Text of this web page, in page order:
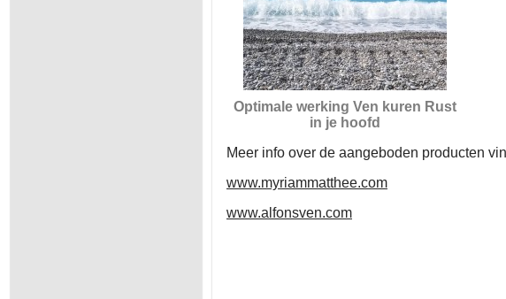
Optimale werking Ven kuren Rust
in je hoofd
Meer info over de aangeboden producten
www.myriammatthee.com
www.alfonsven.com